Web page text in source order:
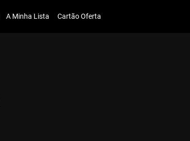
A Minha Lista Cartão Oferta